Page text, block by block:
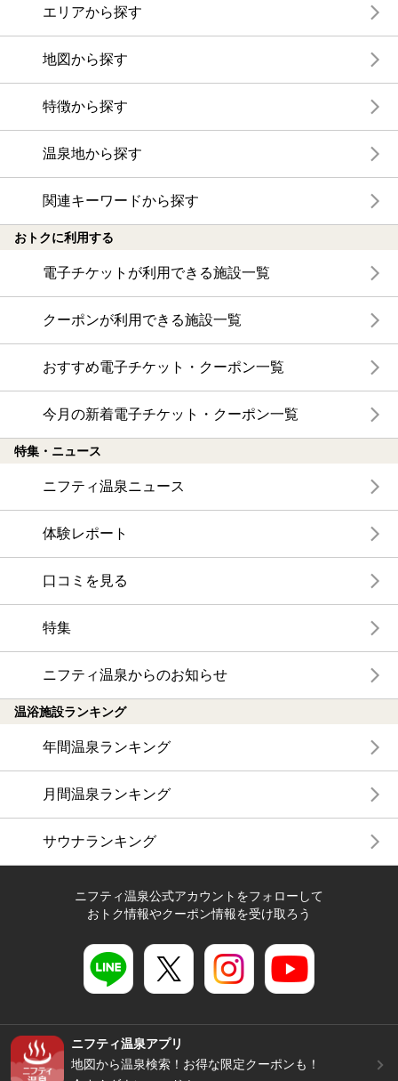
エリアから探す
地図から探す
特徴から探す
温泉地から探す
関連キーワードから探す
おトクに利用する
電子チケットが利用できる施設一覧
クーポンが利用できる施設一覧
おすすめ電子チケット・クーポン一覧
今月の新着電子チケット・クーポン一覧
特集・ニュース
ニフティ温泉ニュース
体験レポート
口コミを見る
特集
ニフティ温泉からのお知らせ
温浴施設ランキング
年間温泉ランキング
月間温泉ランキング
サウナランキング
ニフティ温泉公式アカウントをフォローして
おトク情報やクーポン情報を受け取ろう
ニフティ温泉アプリ
地図から温泉検索！お得な限定クーポンも！